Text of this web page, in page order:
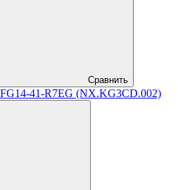
Сравнить
41-R7EG (NX.KG3CD.002)